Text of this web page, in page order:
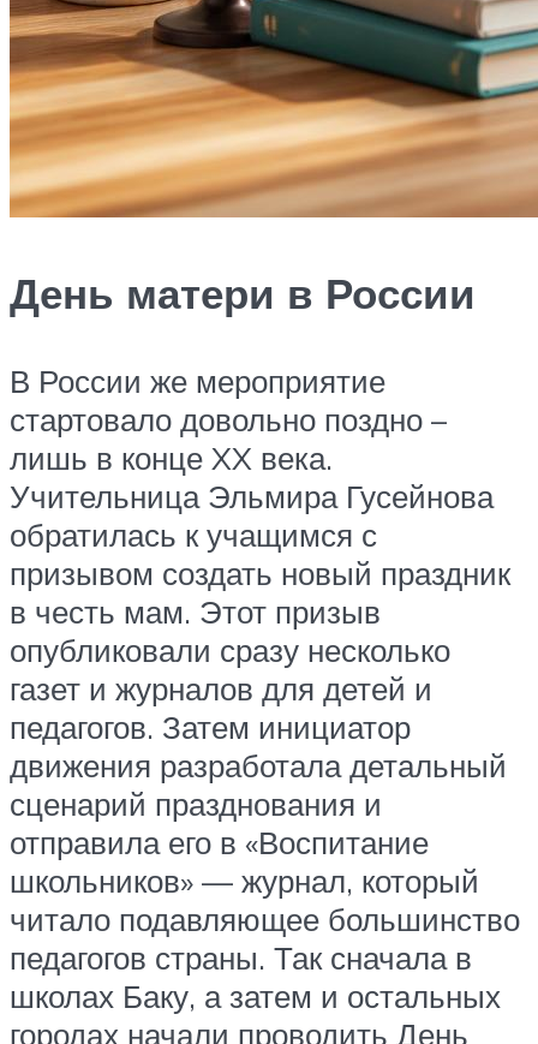
День матери в России
В России же мероприятие
стартовало довольно поздно –
лишь в конце XX века.
Учительница Эльмира Гусейнова
обратилась к учащимся с
призывом создать новый праздник
в честь мам. Этот призыв
опубликовали сразу несколько
газет и журналов для детей и
педагогов. Затем инициатор
движения разработала детальный
сценарий празднования и
отправила его в «Воспитание
школьников» — журнал, который
читало подавляющее большинство
педагогов страны. Так сначала в
школах Баку, а затем и остальных
городах начали проводить День